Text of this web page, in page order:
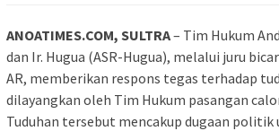
ANOATIMES.COM, SULTRA– Tim Hukum
dan Ir. Hugua (ASR-Hugua), melalui juru
AR, memberikan respons tegas terhadap
dilayangkan oleh Tim Hukum pasangan
Tuduhan tersebut mencakup dugaan politik